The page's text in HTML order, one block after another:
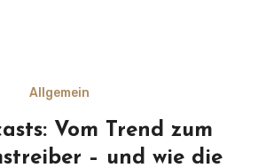
Allgemein
Vom Trend zum
– und wie die